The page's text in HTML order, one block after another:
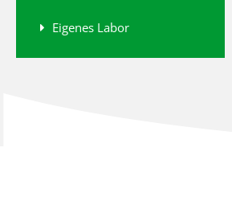
Eigenes Labor